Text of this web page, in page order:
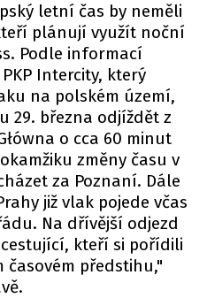
letní čas by neměli
plánují využít noční
Podle informací
Intercity, který
na polském území,
29. března odjíždět z
o cca 60 minut
změny času v
za Poznaní. Dále
již vlak pojede včas
Na dřívější odjezd
kteří si pořídili
předstihu,"